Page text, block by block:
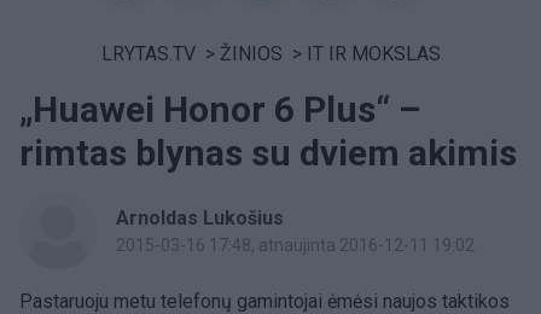
LRYTAS.TV > ŽINIOS > IT IR MOKSLAS
„Huawei Honor 6 Plus“ –
rimtas blynas su dviem akimis
Arnoldas Lukošius
2015-03-16 17:48, atnaujinta 2016-12-11 19:02
Pastaruoju metu telefonų gamintojai ėmėsi naujos taktikos